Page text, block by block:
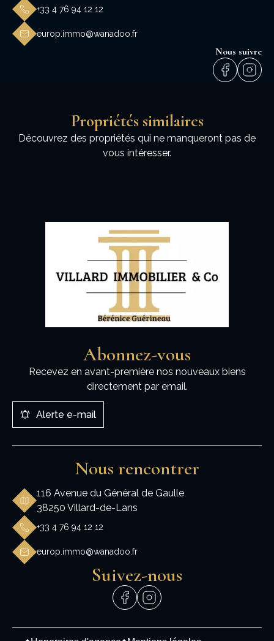
+33 4 76 94 12 12
europ.immo@wanadoo.fr
Nous suivre
Propriétés similaires
Découvrez des propriétés qui ne manqueront pas de
vous intéresser.
Abonnez-vous
Recevez en avant-première nos nouveaux biens
directement par email.
Alerte e-mail
Nous rencontrer
116 Avenue du Général de Gaulle
38250 Villard-de-Lans
+33 4 76 94 12 12
europ.immo@wanadoo.fr
Suivez-nous